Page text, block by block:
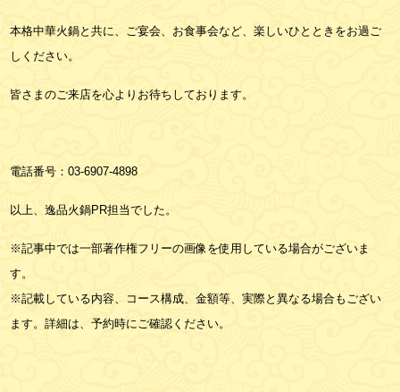
本格中華火鍋と共に、ご宴会、お食事会など、楽しいひとときをお過ご
しください。
皆さまのご来店を心よりお待ちしております。
電話番号：03-6907-4898
以上、逸品火鍋PR担当でした。
※記事中では一部著作権フリーの画像を使用している場合がございま
す。
※記載している内容、コース構成、金額等、実際と異なる場合もござい
ます。詳細は、予約時にご確認ください。